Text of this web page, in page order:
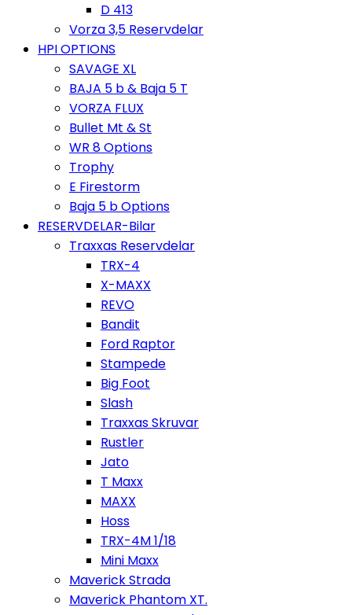
D 413
Vorza 3,5 Reservdelar
HPI OPTIONS
SAVAGE XL
BAJA 5 b & Baja 5 T
VORZA FLUX
Bullet Mt & St
WR 8 Options
Trophy
E Firestorm
Baja 5 b Options
RESERVDELAR-Bilar
Traxxas Reservdelar
TRX-4
X-MAXX
REVO
Bandit
Ford Raptor
Stampede
Big Foot
Slash
Traxxas Skruvar
Rustler
Jato
T Maxx
MAXX
Hoss
TRX-4M 1/18
Mini Maxx
Maverick Strada
Maverick Phantom XT.